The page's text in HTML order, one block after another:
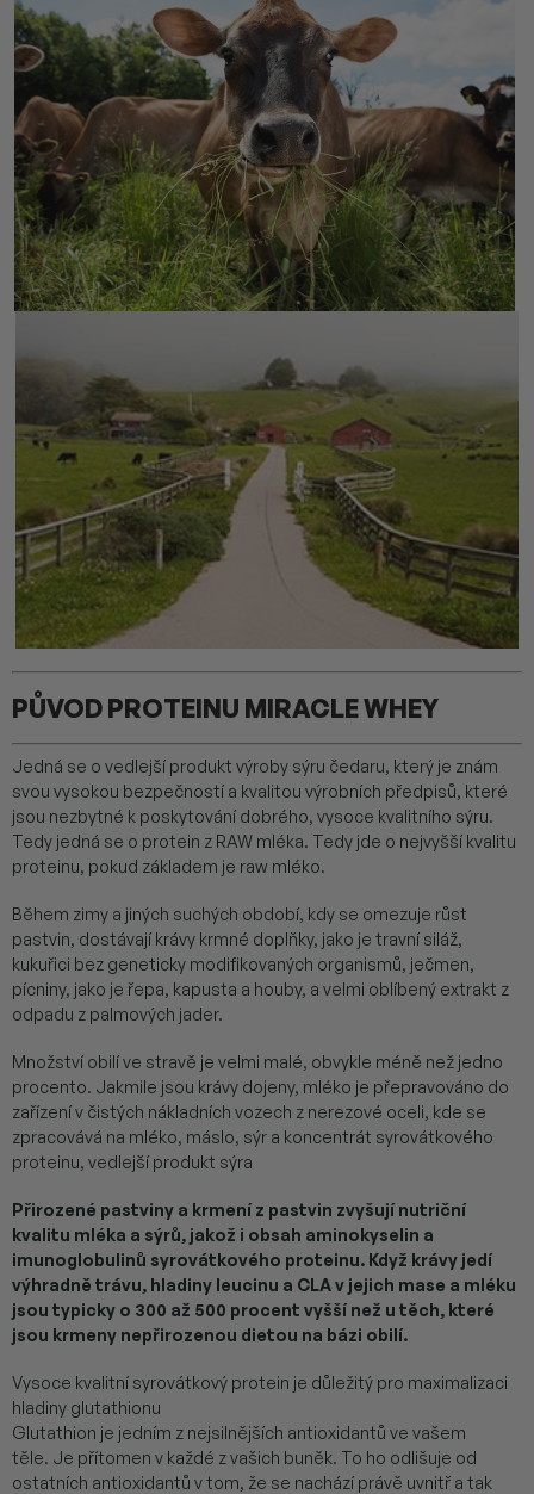
PŮVOD PROTEINU MIRACLE WHEY
Jedná se o vedlejší produkt výroby sýru čedaru, který je znám
svou vysokou bezpečností a kvalitou výrobních předpisů, které
jsou nezbytné k poskytování dobrého, vysoce kvalitního sýru.
Tedy jedná se o protein z RAW mléka. Tedy jde o nejvyšší kvalitu
proteinu, pokud základem je raw mléko.
Během zimy a jiných suchých období, kdy se omezuje růst
pastvin, dostávají krávy krmné doplňky, jako je travní siláž,
kukuřici bez geneticky modifikovaných organismů, ječmen,
pícniny, jako je řepa, kapusta a houby, a velmi oblíbený extrakt z
odpadu z palmových jader.
Množství obilí ve stravě je velmi malé, obvykle méně než jedno
procento. Jakmile jsou krávy dojeny, mléko je přepravováno do
zařízení v čistých nákladních vozech z nerezové oceli, kde se
zpracovává na mléko, máslo, sýr a koncentrát syrovátkového
proteinu, vedlejší produkt sýra
Přirozené pastviny a krmení z pastvin zvyšují nutriční
kvalitu mléka a sýrů, jakož i obsah aminokyselin a
imunoglobulinů syrovátkového proteinu. Když krávy jedí
výhradně trávu, hladiny leucinu a CLA v jejich mase a mléku
jsou typicky o 300 až 500 procent vyšší než u těch, které
jsou krmeny nepřirozenou dietou na bázi obilí.
Vysoce kvalitní syrovátkový protein je důležitý pro maximalizaci
hladiny glutathionu
Glutathion je jedním z nejsilnějších antioxidantů ve vašem
těle. Je přítomen v každé z vašich buněk. To ho odlišuje od
ostatních antioxidantů v tom, že se nachází právě uvnitř a tak